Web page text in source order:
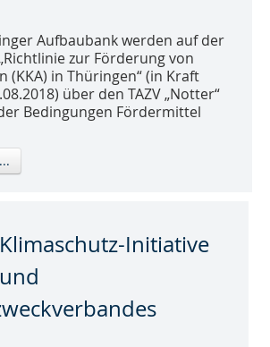
Aufbaubank werden auf der
zur Förderung von
(KKA) in Thüringen“ (in Kraft
über den TAZV „Notter“
Bedingungen Fördermittel
Initiative